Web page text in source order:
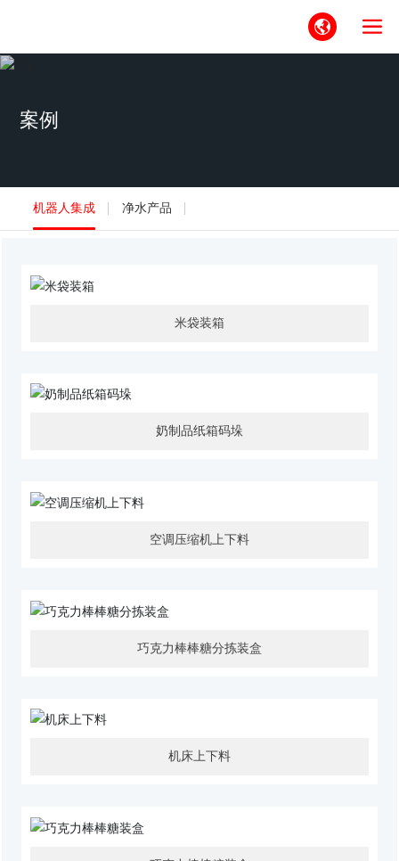
案例
机器人集成 净水产品
米袋装箱
奶制品纸箱码垛
空调压缩机上下料
巧克力棒棒糖分拣装盒
机床上下料